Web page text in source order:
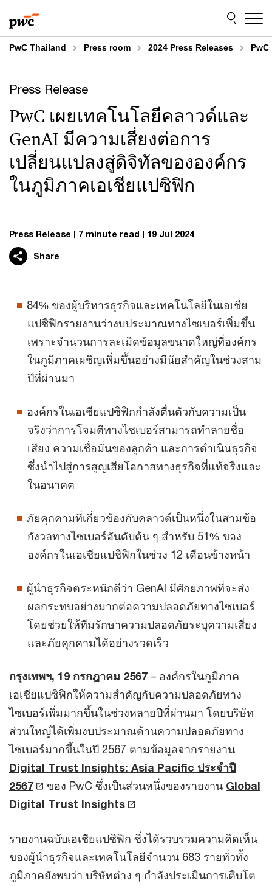
to
content
to
footer
PwC Thailand Press room 2024 Press Releases
Press Release
PwC เผยเทคโนโลยีคลาวด์และ
GenAI มีความเสี่ยงต่อการ
เปลี่ยนแปลงสู่ดิจิทัลขององค์กร
ในภูมิภาคเอเชียแปซิฟิก
Press Release 7 minute read 19 Jul 2024
Share
84% ของผู้บริหารธุรกิจและเทคโนโลยีในเอเชีย
แปซิฟิกรายงานว่างบประมาณทางไซเบอร์เพิ่มขึ้น
เพราะจำนวนการละเมิดข้อมูลขนาดใหญ่ที่องค์กร
ในภูมิภาคเผชิญเพิ่มขึ้นอย่างมีนัยสำคัญในช่วงสาม
ปีที่ผ่านมา
องค์กรในเอเชียแปซิฟิกกำลังตื่นตัวกับความเป็น
จริงว่าการโจมตีทางไซเบอร์สามารถทำลายชื่อ
เสียง ความเชื่อมั่นของลูกค้า และการดำเนินธุรกิจ
ซึ่งนำไปสู่การสูญเสียโอกาสทางธุรกิจที่แท้จริงและ
ในอนาคต
ภัยคุกคามที่เกี่ยวข้องกับคลาวด์เป็นหนึ่งในสามข้อ
กังวลทางไซเบอร์อันดับต้น ๆ สำหรับ 51% ของ
องค์กรในเอเชียแปซิฟิกในช่วง 12 เดือนข้างหน้า
ผู้นำธุรกิจตระหนักดีว่า GenAI มีศักยภาพที่จะส่ง
ผลกระทบอย่างมากต่อความปลอดภัยทางไซเบอร์
โดยช่วยให้ทีมรักษาความปลอดภัยระบุความเสี่ยง
และภัยคุกคามได้อย่างรวดเร็ว
กรุงเทพฯ, 19 กรกฎาคม 2567 – องค์กรในภูมิภาค
เอเชียแปซิฟิกให้ความสำคัญกับความปลอดภัยทาง
ไซเบอร์เพิ่มมากขึ้นในช่วงหลายปีที่ผ่านมา โดยบริษัท
ส่วนใหญ่ได้เพิ่มงบประมาณด้านความปลอดภัยทาง
ไซเบอร์มากขึ้นในปี 2567 ตามข้อมูลจากรายงาน
Digital Trust Insights: Asia Pacific ประจำปี
2567
ของ PwC ซึ่งเป็นส่วนหนึ่งของรายงาน Global
Digital Trust Insights
รายงานฉบับเอเชียแปซิฟิก ซึ่งได้รวบรวมความคิดเห็น
ของผู้นำธุรกิจและเทคโนโลยีจำนวน 683 รายทั่วทั้ง
ภูมิภาคยังพบว่า บริษัทต่าง ๆ กำลังประเมินการเติบโต